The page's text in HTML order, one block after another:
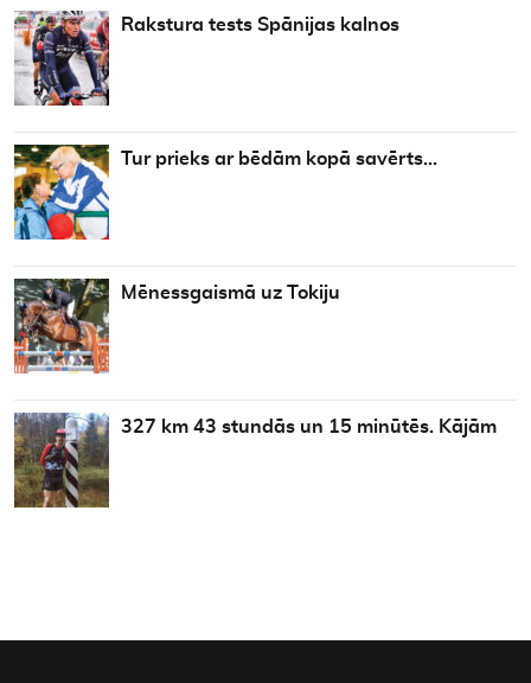
Rakstura tests Spānijas kalnos
Tur prieks ar bēdām kopā savērts…
Mēnessgaismā uz Tokiju
327 km 43 stundās un 15 minūtēs. Kājām